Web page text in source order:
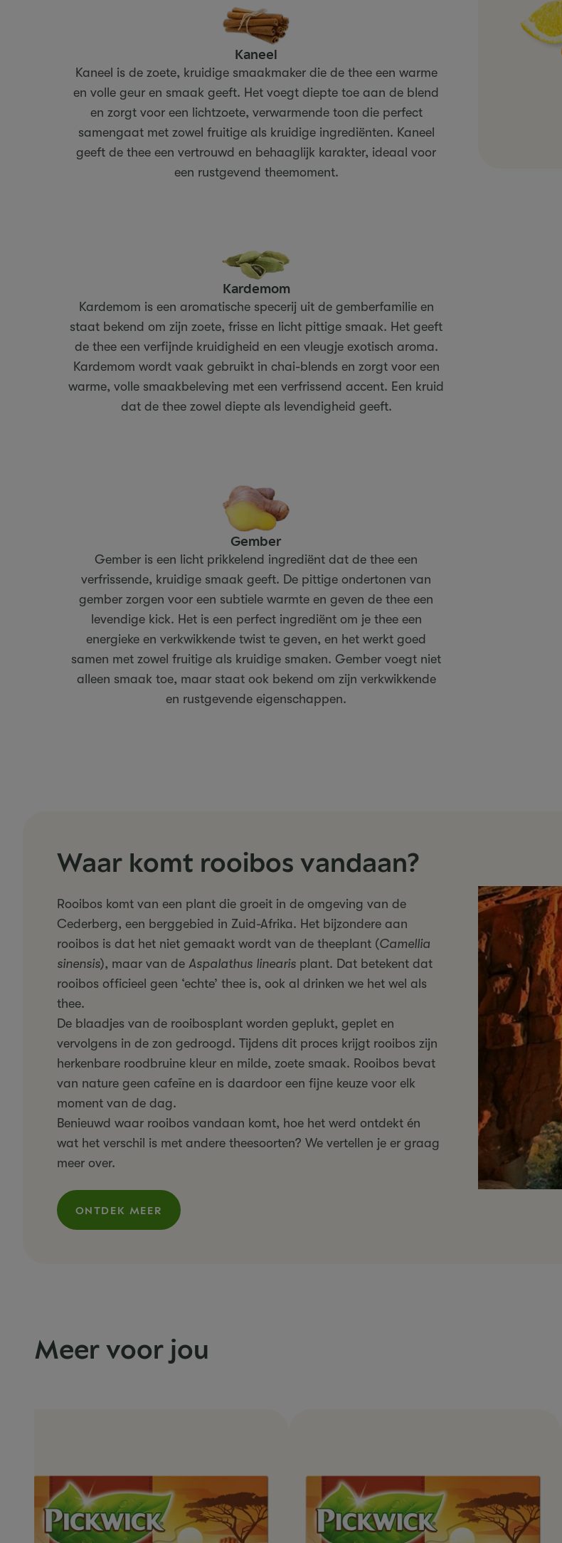
Kaneel
Kaneel is de zoete, kruidige smaakmaker die de thee een warme
en volle geur en smaak geeft. Het voegt diepte toe aan de blend
en zorgt voor een lichtzoete, verwarmende toon die perfect
samengaat met zowel fruitige als kruidige ingrediënten. Kaneel
geeft de thee een vertrouwd en behaaglijk karakter, ideaal voor
een rustgevend theemoment.
Kardemom
Kardemom is een aromatische specerij uit de gemberfamilie en
staat bekend om zijn zoete, frisse en licht pittige smaak. Het geeft
de thee een verfijnde kruidigheid en een vleugje exotisch aroma.
Kardemom wordt vaak gebruikt in chai-blends en zorgt voor een
warme, volle smaakbeleving met een verfrissend accent. Een kruid
dat de thee zowel diepte als levendigheid geeft.
Gember
Gember is een licht prikkelend ingrediënt dat de thee een
verfrissende, kruidige smaak geeft. De pittige ondertonen van
gember zorgen voor een subtiele warmte en geven de thee een
levendige kick. Het is een perfect ingrediënt om je thee een
energieke en verkwikkende twist te geven, en het werkt goed
samen met zowel fruitige als kruidige smaken. Gember voegt niet
alleen smaak toe, maar staat ook bekend om zijn verkwikkende
en rustgevende eigenschappen.
Waar komt rooibos vandaan?
Rooibos komt van een plant die groeit in de omgeving van de
Cederberg, een berggebied in Zuid-Afrika. Het bijzondere aan
rooibos is dat het niet gemaakt wordt van de theeplant (Camellia
sinensis), maar van de Aspalathus linearis plant. Dat betekent dat
rooibos officieel geen ‘echte’ thee is, ook al drinken we het wel als
thee.
De blaadjes van de rooibosplant worden geplukt, geplet en
vervolgens in de zon gedroogd. Tijdens dit proces krijgt rooibos zijn
herkenbare roodbruine kleur en milde, zoete smaak. Rooibos bevat
van nature geen cafeïne en is daardoor een fijne keuze voor elk
moment van de dag.
Benieuwd waar rooibos vandaan komt, hoe het werd ontdekt én
wat het verschil is met andere theesoorten? We vertellen je er graag
meer over.
ONTDEK MEER
(WAAR KOMT ROOIBOS VANDAAN?)
Meer voor jou